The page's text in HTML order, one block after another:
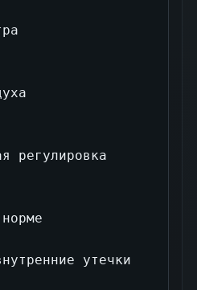
регулировка
утечки